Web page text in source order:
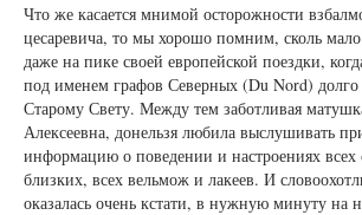
Что же касается мнимой осторожности
цесаревича, то мы хорошо помним, сколь
даже на пике своей европейской поездки,
под именем графов Северных (Du Nord) долго
Старому Свету. Между тем заботливая
Алексеевна, донельзя любила выслушивать
информацию о поведении и настроениях
близких, всех вельмож и лакеев. И
оказалась очень кстати, в нужную минуту на